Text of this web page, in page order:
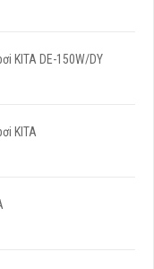
KITA DE-150W/DY
KITA